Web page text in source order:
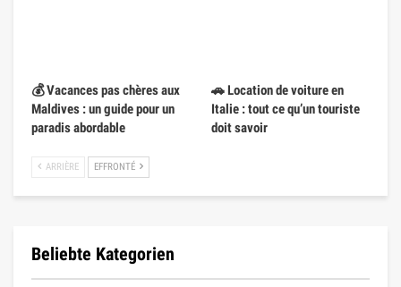
💰 Vacances pas chères aux
Maldives : un guide pour un
paradis abordable
🚗 Location de voiture en
Italie : tout ce qu’un touriste
doit savoir
ARRIÈRE EFFRONTÉ
Beliebte Kategorien